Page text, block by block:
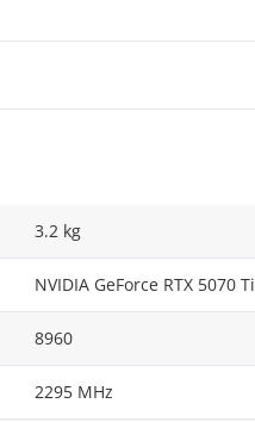
3.2 kg
NVIDIA GeForce RTX 5070 Ti
8960
2295 MHz